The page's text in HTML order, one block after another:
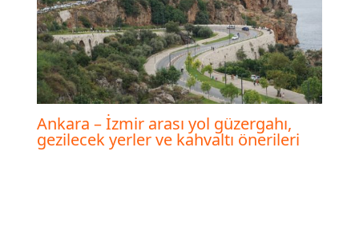
Ankara – İzmir arası yol güzergahı,
gezilecek yerler ve kahvaltı önerileri